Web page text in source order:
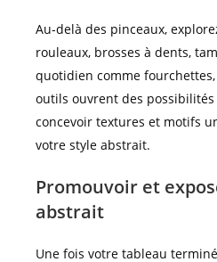
Au-delà des pinceaux,
rouleaux, brosses à dents,
quotidien comme
outils ouvrent des
concevoir textures et motifs
votre style abstrait.
Promouvoir et
abstrait
Une fois votre tableau